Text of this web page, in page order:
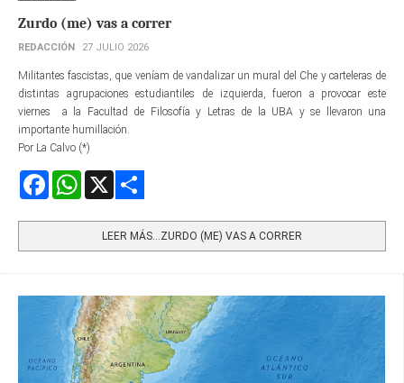
Zurdo (me) vas a correr
REDACCIÓN 27 JULIO 2026
Militantes fascistas, que veníam de vandalizar un mural del Che y carteleras de
distintas agrupaciones estudiantiles de izquierda, fueron a provocar este
viernes a la Facultad de Filosofía y Letras de la UBA y se llevaron una
importante humillación.
Por La Calvo (*)
FacebookWhatsApp
LEER MÁS…ZURDO (ME) VAS A CORRER